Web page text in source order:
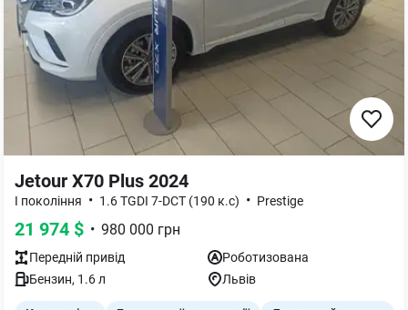
Jetour X70 Plus 2024
I покоління • 1.6 TGDI 7-DCT (190 к.с) • Prestige
21 974 $ • 980 000 грн
Передній привід
Роботизована
Бензин, 1.6л Львів